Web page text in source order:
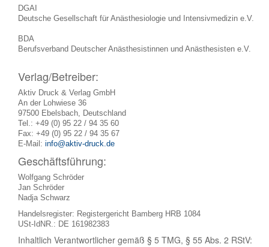
DGAI
Deutsche Gesellschaft für Anästhesiologie und Intensivmedizin e.V.
BDA
Berufsverband Deutscher Anästhesistinnen und Anästhesisten e.V.
Verlag/Betreiber:
Aktiv Druck & Verlag GmbH
An der Lohwiese 36
97500 Ebelsbach, Deutschland
Tel.: +49 (0) 95 22 / 94 35 60
Fax: +49 (0) 95 22 / 94 35 67
E-Mail: info@aktiv-druck.de
Geschäftsführung:
Wolfgang Schröder
Jan Schröder
Nadja Schwarz
Handelsregister: Registergericht Bamberg HRB 1084
USt-IdNR.: DE 161982383
Inhaltlich Verantwortlicher gemäß § 5 TMG, § 55 Abs. 2 RStV: